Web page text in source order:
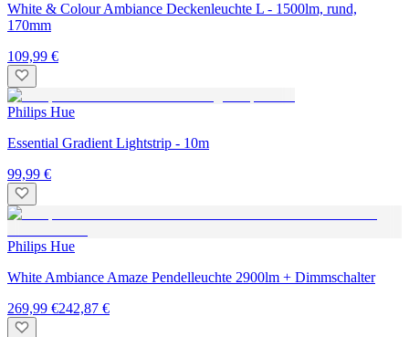
White & Colour Ambiance Deckenleuchte L - 1500lm, rund,
170mm
109,99 €
Philips Hue
Essential Gradient Lightstrip - 10m
99,99 €
Philips Hue
White Ambiance Amaze Pendelleuchte 2900lm + Dimmschalter
269,99 €242,87 €